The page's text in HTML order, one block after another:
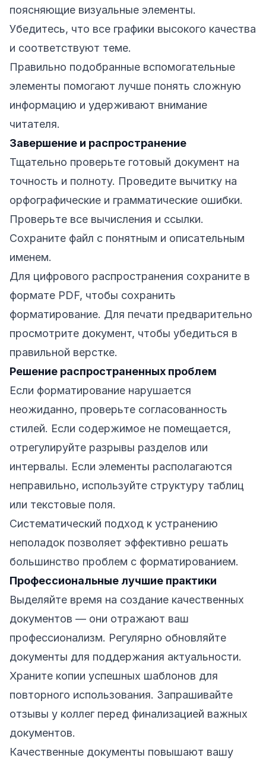
поясняющие визуальные элементы.
Убедитесь, что все графики высокого качества
и соответствуют теме.
Правильно подобранные вспомогательные
элементы помогают лучше понять сложную
информацию и удерживают внимание
читателя.
Завершение и распространение
Тщательно проверьте готовый документ на
точность и полноту. Проведите вычитку на
орфографические и грамматические ошибки.
Проверьте все вычисления и ссылки.
Сохраните файл с понятным и описательным
именем.
Для цифрового распространения сохраните в
формате PDF, чтобы сохранить
форматирование. Для печати предварительно
просмотрите документ, чтобы убедиться в
правильной верстке.
Решение распространенных проблем
Если форматирование нарушается
неожиданно, проверьте согласованность
стилей. Если содержимое не помещается,
отрегулируйте разрывы разделов или
интервалы. Если элементы располагаются
неправильно, используйте структуру таблиц
или текстовые поля.
Систематический подход к устранению
неполадок позволяет эффективно решать
большинство проблем с форматированием.
Профессиональные лучшие практики
Выделяйте время на создание качественных
документов — они отражают ваш
профессионализм. Регулярно обновляйте
документы для поддержания актуальности.
Храните копии успешных шаблонов для
повторного использования. Запрашивайте
отзывы у коллег перед финализацией важных
документов.
Качественные документы повышают вашу